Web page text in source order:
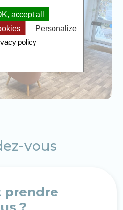
vous
prendre
accept all
Personalize
policy